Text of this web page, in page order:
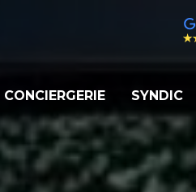
CONCIERGERIE SYNDIC